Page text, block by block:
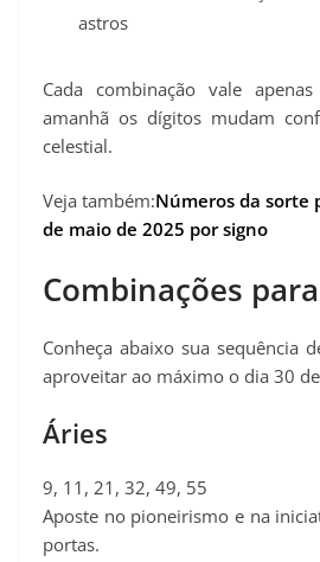
astros
Cada combinação vale
amanhã os dígitos mudam
celestial.
Veja também:Números da sorte
de maio de 2025 por signo
Combinações
Conheça abaixo sua sequência
aproveitar ao máximo o dia 30
Áries
9, 11, 21, 32, 49, 55
Aposte no pioneirismo e na
portas.